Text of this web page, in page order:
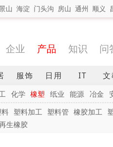
山 海淀 门头沟 房山 通州 顺义
企业 产品 知识 问
服饰 日用 IT 文
化学 橡塑 纸业 能源 冶金
塑料加工 塑料管 橡胶加工
生橡胶